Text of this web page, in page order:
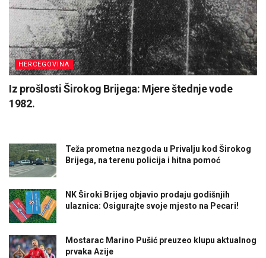
HERCEGOVINA
Iz prošlosti Širokog Brijega: Mjere štednje vode
1982.
Teža prometna nezgoda u Privalju kod Širokog
Brijega, na terenu policija i hitna pomoć
NK Široki Brijeg objavio prodaju godišnjih
ulaznica: Osigurajte svoje mjesto na Pecari!
Mostarac Marino Pušić preuzeo klupu aktualnog
prvaka Azije